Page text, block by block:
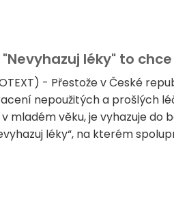
léky" to
- Přestože v České
nepoužitých a prošlých
mladém věku, je vyhazuje do
léky“, na kterém